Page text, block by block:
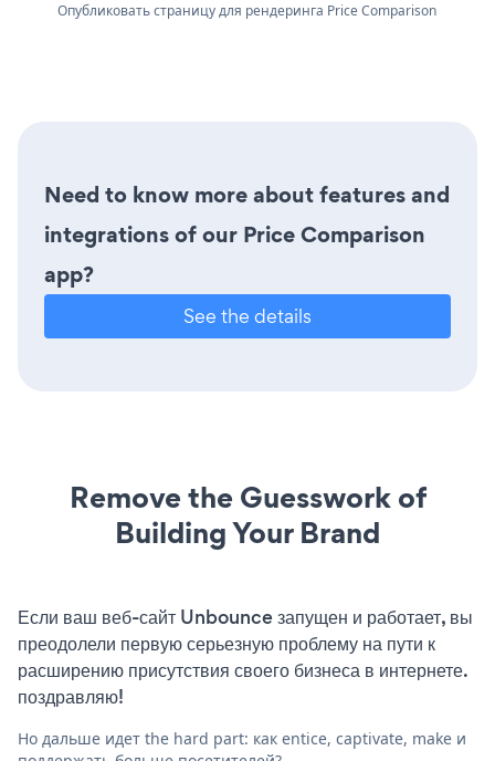
Опубликовать страницу для рендеринга Price Comparison
Need to know more about features and
integrations of our Price Comparison
app?
See the details
Remove the Guesswork of
Building Your Brand
Если ваш веб-сайт Unbounce запущен и работает, вы
преодолели первую серьезную проблему на пути к
расширению присутствия своего бизнеса в интернете.
поздравляю!
Но дальше идет the hard part: как entice, captivate, make и